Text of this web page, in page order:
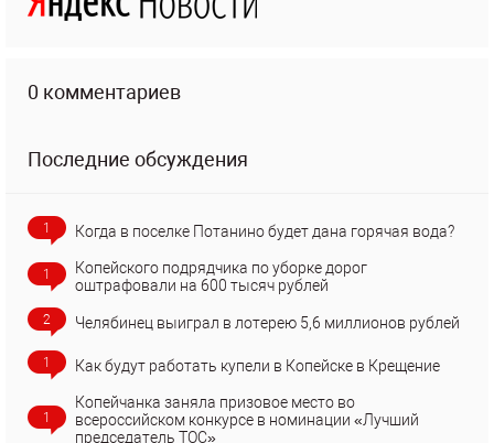
0 комментариев
Последние обсуждения
1 Когда в поселке Потанино будет дана горячая вода?
1
Копейского подрядчика по уборке дорог
оштрафовали на 600 тысяч рублей
2 Челябинец выиграл в лотерею 5,6 миллионов рублей
1 Как будут работать купели в Копейске в Крещение
1
Копейчанка заняла призовое место во
всероссийском конкурсе в номинации «Лучший
председатель ТОС»